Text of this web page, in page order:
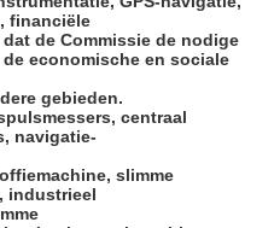
financiële
de Commissie de nodige
economische en sociale
gebieden.
centraal
navigatie-
slimme
industrieel